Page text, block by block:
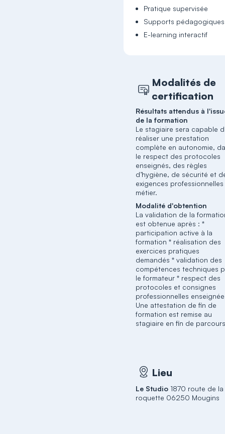
Pratique supervisée
Supports pédagogiques
E-learning interactif
Modalités de
certification
Résultats attendus à
de la formation
Le stagiaire sera capable
réaliser une prestation
complète en autonomie,
le respect des protocoles
enseignés, des règles
d’hygiène, de sécurité et
exigences
métier.
Modalité d'obtention
La validation de la
est obtenue après : *
participation active à la
formation * réalisation des
exercices pratiques
demandés * validation des
compétences techniques
le formateur * respect des
protocoles et consignes
professionnelles
Une attestation de fin de
formation est remise au
stagiaire en fin de
Lieu
Le Studio 1870 route de la
roquette 06250 Mougins